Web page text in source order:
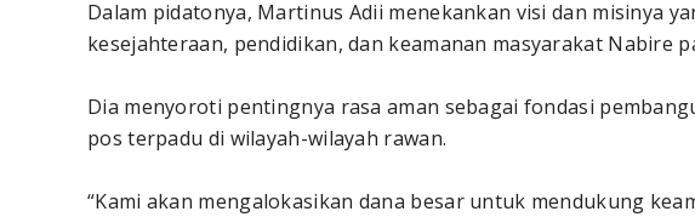
Dalam pidatonya, Martinus Adii menekankan visi dan misinya
kesejahteraan, pendidikan, dan keamanan masyarakat Nabire
Dia menyoroti pentingnya rasa aman sebagai fondasi
pos terpadu di wilayah-wilayah rawan.
“Kami akan mengalokasikan dana besar untuk mendukung